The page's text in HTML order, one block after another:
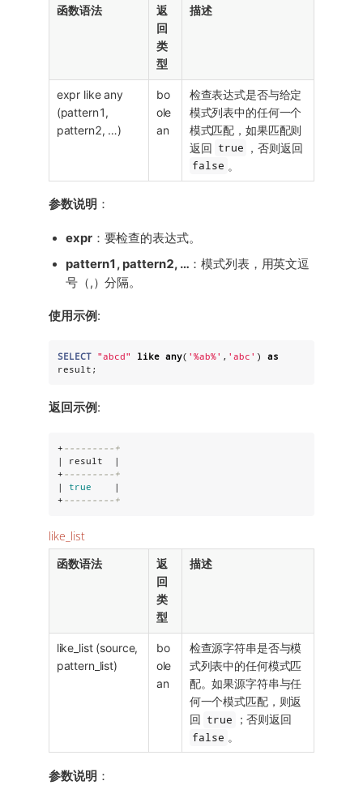
函数语法
返
回
类
型
描述
expr like any
(pattern1,
pattern2, …​)
bo
ole
an
检查表达式是否与给定
模式列表中的任何一个
模式匹配，如果匹配则
返回 true ，否则返回
false 。
参数说明 ：
expr：要检查的表达式。
pattern1, pattern2, …​ ：模式列表，用英文逗
号（,）分隔。
使用示例 :
SELECT "abcd" like any( '%ab%' , 'abc ' ) as
result;
返回示例 :
+ ---------+
| result  |
+ ---------+
| true
    |
+ ---------+
like_list
函数语法
返
回
类
型
描述
like_list (source,
pattern_list)
bo
ole
an
检查源字符串是否与模
式列表中的任何模式匹
配。如果源字符串与任
何一个模式匹配，则返
回 true ；否则返回
false 。
参数说明 ：